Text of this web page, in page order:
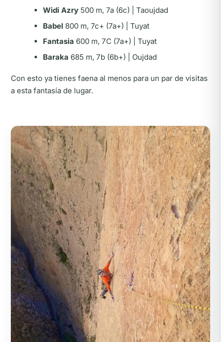
Widi Azry500 m, 7a (6c) | Taoujdad
Babel800 m, 7c+ (7a+) | Tuyat
Fantasia 600 m, 7C (7a+) | Tuyat
Baraka 685 m, 7b (6b+) | Oujdad
Con esto ya tienes faena al menos para un par de visitas
a esta fantasía de lugar.